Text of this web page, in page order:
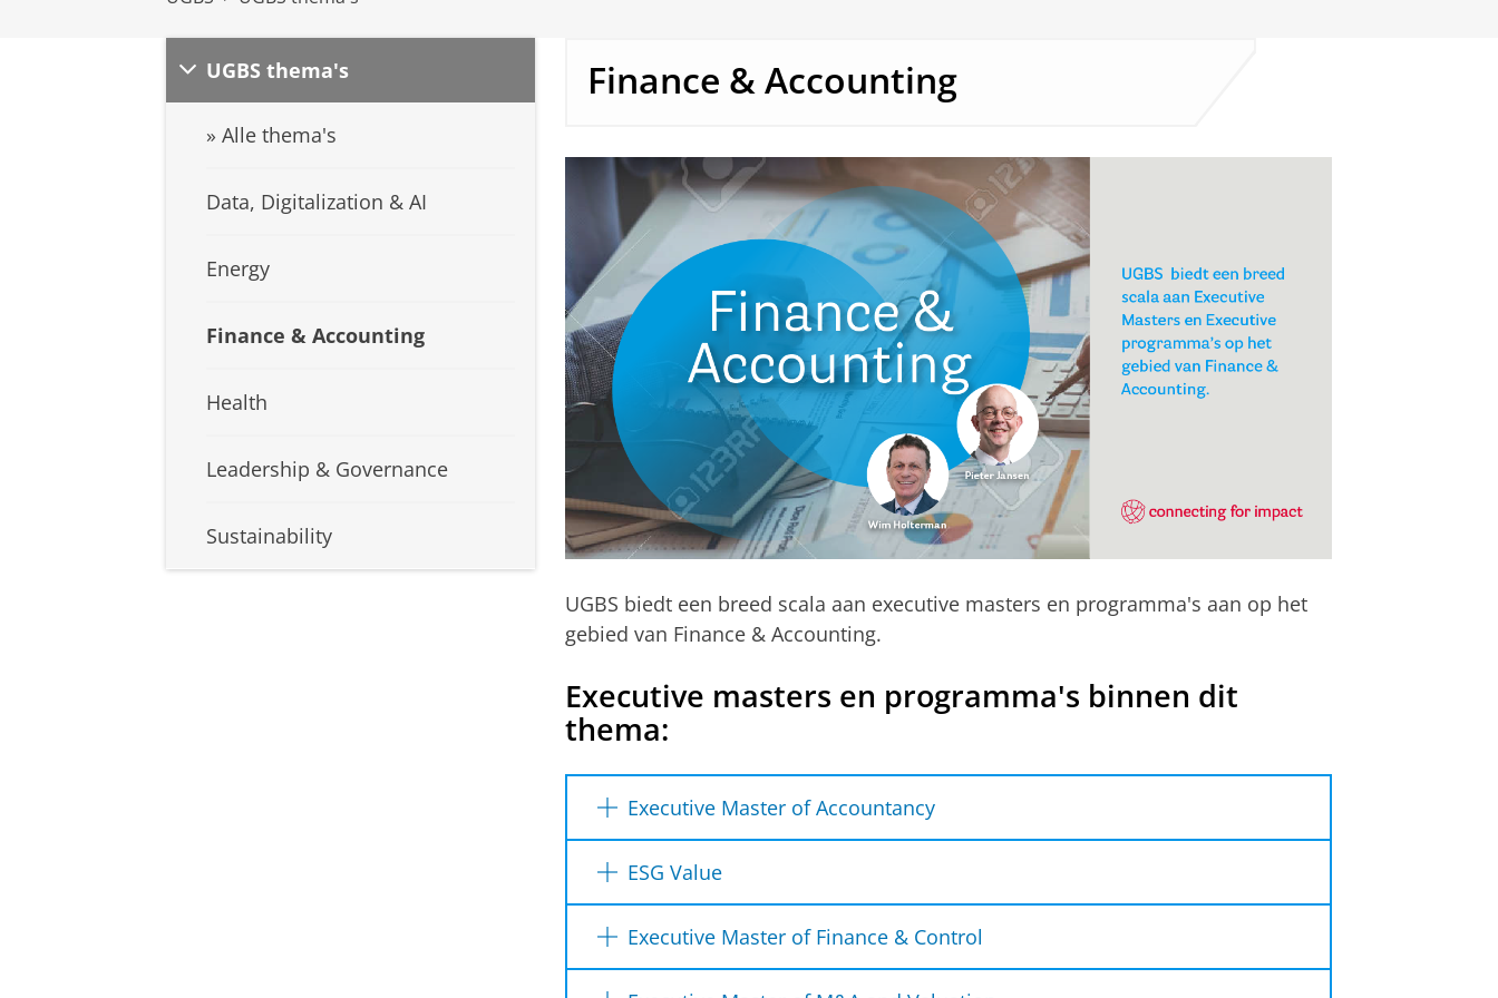
UGBS thema's
» Alle thema's
Data, Digitalization & AI
Energy
Finance & Accounting
Health
Leadership & Governance
Sustainability
Finance & Accounting
UGBS biedt een breed scala aan executive masters en programma's aan op het
gebied van Finance & Accounting.
Executive masters en programma's binnen dit
thema:
Executive Master of Accountancy
(1,5-2 jaar) en waarmee u tot de hoogst opgeleide
Ontdek meer op de programmawebsite
ESG Value
financiële vraagstukken in het DNA van de onderneming: een duurzame
Executive Master of Finance & Control